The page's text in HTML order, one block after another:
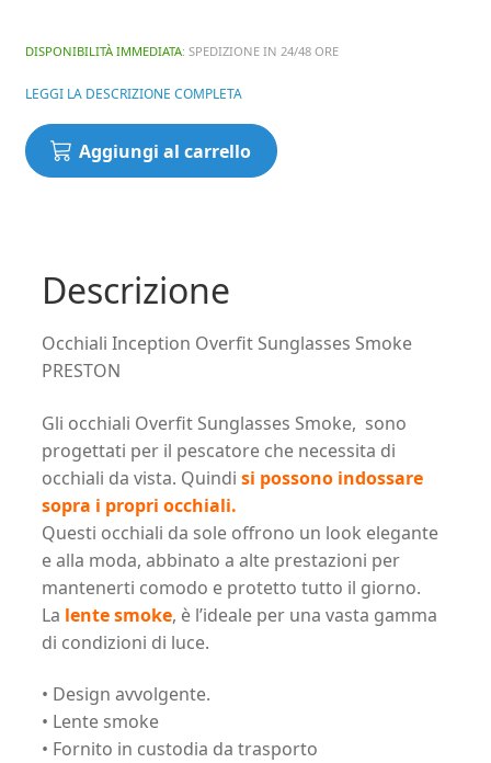
DISPONIBILITÀ IMMEDIATA: SPEDIZIONE IN 24/48 ORE
LEGGI LA DESCRIZIONE COMPLETA
Occhiali
Inception
PRESTON
quantità
Aggiungi al carrello
Descrizione
Occhiali Inception Overfit Sunglasses Smoke
PRESTON
Gli occhiali Overfit Sunglasses Smoke, sono
progettati per il pescatore che necessita di
occhiali da vista. Quindi si possono indossare
sopra i propri occhiali.
Questi occhiali da sole offrono un look elegante
e alla moda, abbinato a alte prestazioni per
mantenerti comodo e protetto tutto il giorno.
La lente smoke, è l’ideale per una vasta gamma
di condizioni di luce.
• Design avvolgente.
• Lente smoke
• Fornito in custodia da trasporto